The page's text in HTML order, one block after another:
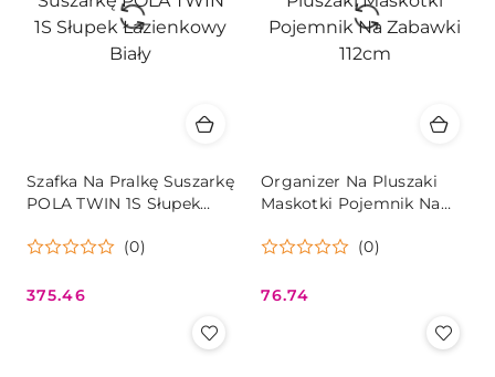
Szafka Na Pralkę Suszarkę
POLA TWIN 1S Słupek
(0)
Cena:
375.46
Organizer Na Pluszaki
Maskotki Pojemnik Na
(0)
Cena:
76.74